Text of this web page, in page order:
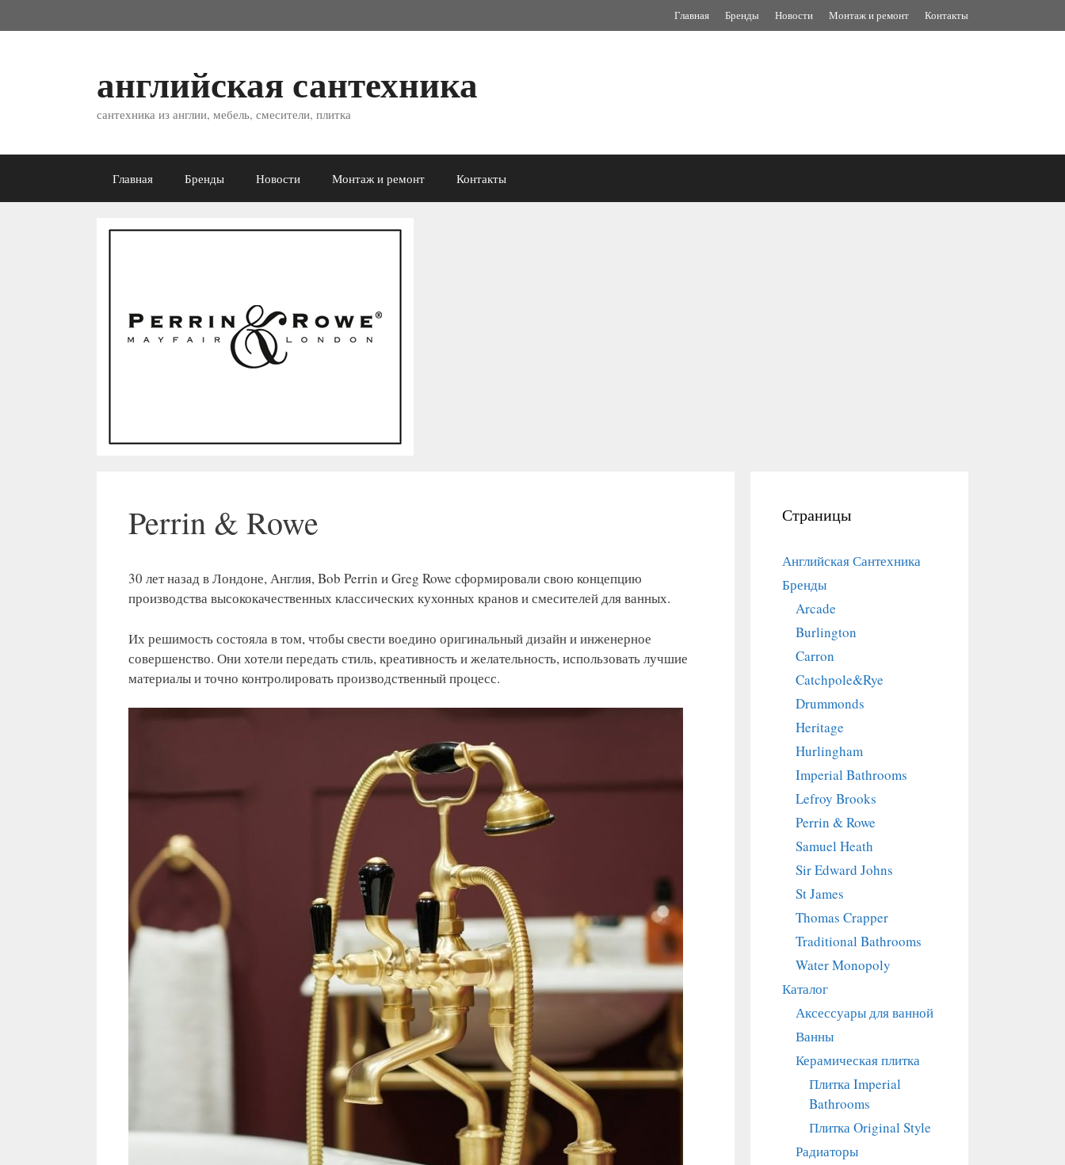
к
Главная Бренды Новости Монтаж и ремонт Контакты
английская сантехника
сантехника из англии, мебель, смесители, плитка
Главная Бренды Новости Монтаж и ремонт Контакты
Perrin & Rowe
30 лет назад в Лондоне, Англия, Bob Perrin и Greg Rowe сформировали свою концепцию
производства высококачественных классических кухонных кранов и смесителей для ванных.
Их решимость состояла в том, чтобы свести воедино оригинальный дизайн и инженерное
совершенство. Они хотели передать стиль, креативность и желательность, использовать лучшие
материалы и точно контролировать производственный процесс.
Страницы
Английская Сантехника
Бренды
Arcade
Burlington
Carron
Catchpole&Rye
Drummonds
Heritage
Hurlingham
Imperial Bathrooms
Lefroy Brooks
Perrin & Rowe
Samuel Heath
Sir Edward Johns
St James
Thomas Crapper
Traditional Bathrooms
Water Monopoly
Каталог
Аксессуары для ванной
Ванны
Керамическая плитка
Плитка Imperial
Bathrooms
Плитка Original Style
Радиаторы